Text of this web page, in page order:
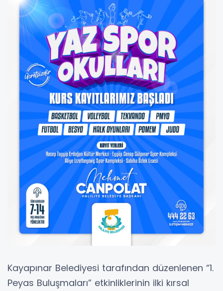
Kayapınar Belediyesi tarafından düzenlenen “1.
Peyas Buluşmaları” etkinliklerinin ilki kırsal